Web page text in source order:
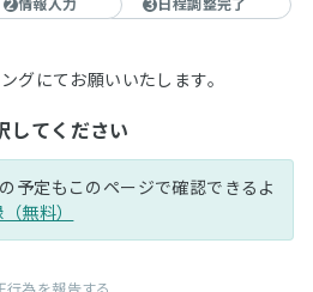
2情報入力 3 日程調整完了
グにてお願いいたします。
してください
予定もこのページで確認できるよ
無料）